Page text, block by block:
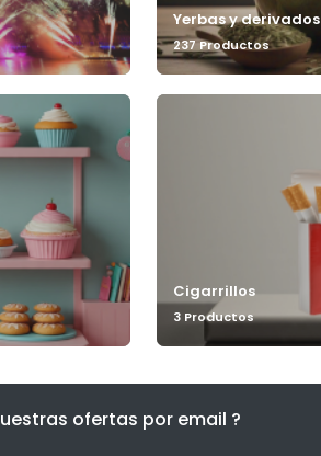
Yerbas y derivados
237 Productos
Cigarrillos
3 Productos
ofertas por email ?